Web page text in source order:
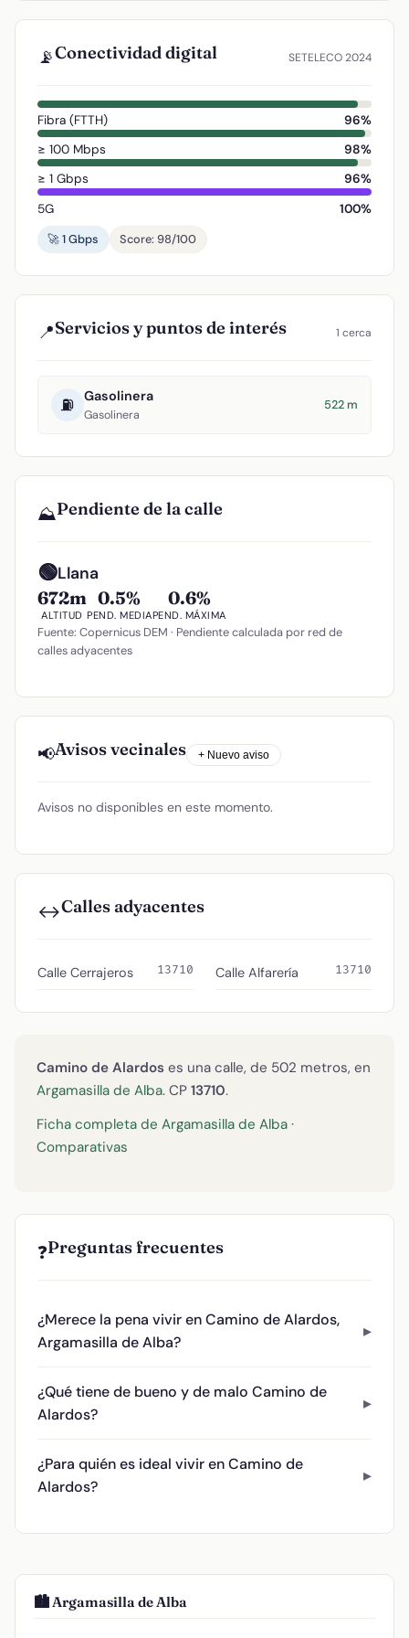
📡Conectividad digital SETELECO 2024
Fibra (FTTH)
96%
≥ 100 Mbps
98%
≥ 1 Gbps
96%
5G
100%
🚀 1 Gbps
Score: 98/100
📍Servicios y puntos de interés 1 cerca
⛽ Gasolinera
Gasolinera
522 m
⛰️Pendiente de la calle
🟢Llana
672m
ALTITUD
0.5%
PEND. MEDIA
0.6%
PEND. MÁXIMA
Fuente: Copernicus DEM · Pendiente calculada por red de
calles adyacentes
📢Avisos vecinales + Nuevo aviso
Avisos no disponibles en este momento.
↔️Calles adyacentes
Calle Cerrajeros 13710 Calle Alfarería 13710
Camino de Alardos es una calle, de 502 metros, en
Argamasilla de Alba. CP 13710.
Ficha completa de Argamasilla de Alba ·
Comparativas
❓Preguntas frecuentes
¿Merece la pena vivir en Camino de Alardos,
Argamasilla de Alba?
¿Qué tiene de bueno y de malo Camino de
Alardos?
¿Para quién es ideal vivir en Camino de
Alardos?
🏙️ Argamasilla de Alba